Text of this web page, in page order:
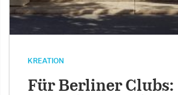
KREATION
Für Berliner Clubs: